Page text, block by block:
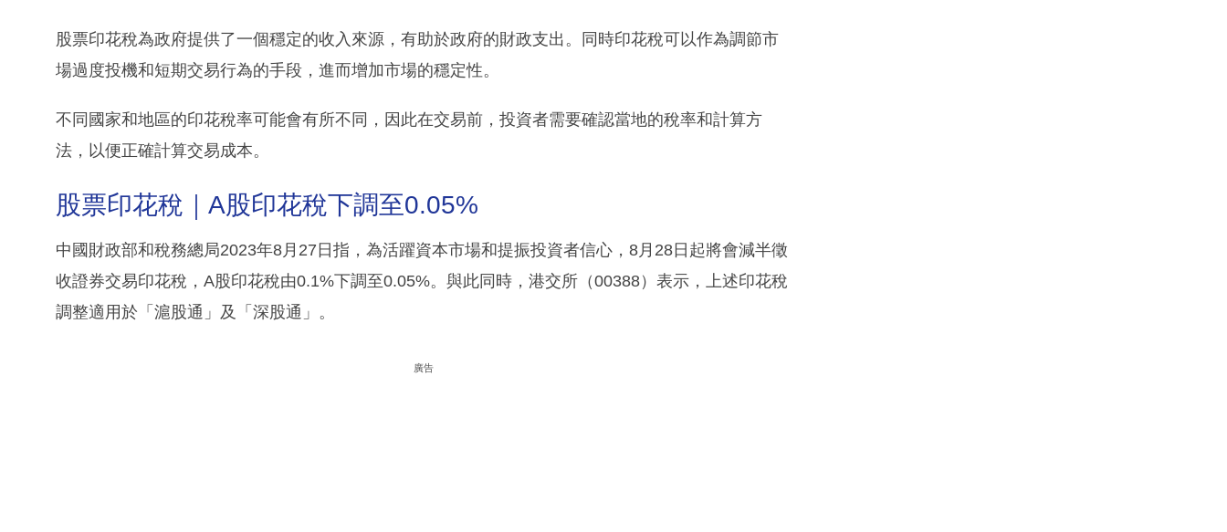
股票印花稅為政府提供了一個穩定的收入來源，有助於政府的財政支出。同時印花稅可以作為調節市
場過度投機和短期交易行為的手段，進而增加市場的穩定性。
不同國家和地區的印花稅率可能會有所不同，因此在交易前，投資者需要確認當地的稅率和計算方
法，以便正確計算交易成本。
股票印花稅｜A股印花稅下調至0.05%
中國財政部和稅務總局2023年8月27日指，為活躍資本市場和提振投資者信心，8月28日起將會減半徵
收證券交易印花稅，A股印花稅由0.1%下調至0.05%。與此同時，港交所（00388）表示，上述印花稅
調整適用於「滬股通」及「深股通」。
廣告